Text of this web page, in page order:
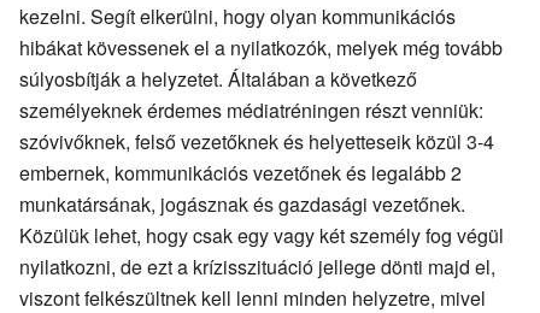
kezelni. Segít elkerülni, hogy olyan kommunikációs
hibákat kövessenek el a nyilatkozók, melyek még tovább
súlyosbítják a helyzetet. Általában a következő
személyeknek érdemes médiatréningen részt venniük:
szóvivőknek, felső vezetőknek és helyetteseik közül 3-4
embernek, kommunikációs vezetőnek és legalább 2
munkatársának, jogásznak és gazdasági vezetőnek.
Közülük lehet, hogy csak egy vagy két személy fog végül
nyilatkozni, de ezt a krízisszituáció jellege dönti majd el,
viszont felkészültnek kell lenni minden helyzetre, mivel